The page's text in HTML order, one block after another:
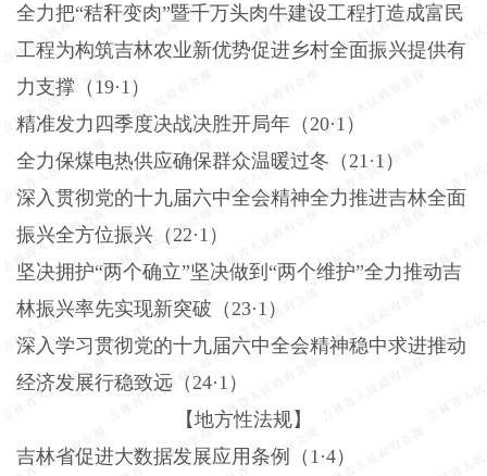
全力把“秸秆变肉”暨千万头肉牛建设工程打造成富民
工程为构筑吉林农业新优势促进乡村全面振兴提供有
力支撑（19·1）
精准发力四季度决战决胜开局年（ 20·1）
全力保煤电热供应确保群众温暖过冬（ 21·1）
深入贯彻党的十九届六中全会精神全力推进吉林全面
振兴全方位振兴（ 22·1）
坚决拥护“两个确立”坚决做到“两个维护”全力推动吉
林振兴率先实现新突破（23·1）
深入学习贯彻党的十九届六中全会精神稳中求进推动
经济发展行稳致远（ 24·1）
【地方性法规】
吉林省促进大数据发展应用条例（ 1·4）